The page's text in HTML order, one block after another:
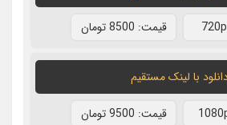
قيمت: 8500 تومان
با لينک مستقيم
قيمت: 9500 تومان